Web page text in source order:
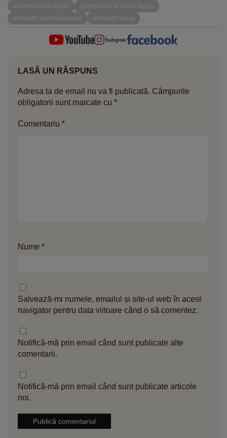
cure de slăbire
alimentatia in lupus
alimentatie in boala lupus
alimente antiinflamatorii
alimente lupus
LASĂ UN RĂSPUNS
Adresa ta de email nu va fi publicată. Câmpurile
obligatorii sunt marcate cu *
Comentariu *
Nume *
Salvează-mi numele, emailul și site-ul web în acest
navigator pentru data viitoare când o să comentez.
Notifică-mă prin email când sunt publicate alte
comentarii.
Notifică-mă prin email când sunt publicate articole
noi.